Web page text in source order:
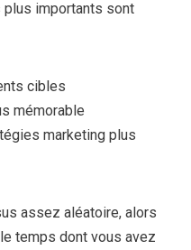
plus importants sont
cibles
mémorable
marketing plus
assez aléatoire, alors
temps dont vous avez